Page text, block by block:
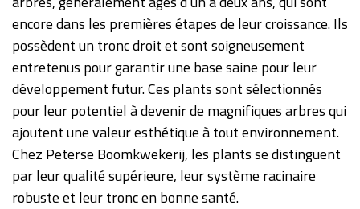
encore dans les premières étapes de leur croissance. Ils
possèdent un tronc droit et sont soigneusement
entretenus pour garantir une base saine pour leur
développement futur. Ces plants sont sélectionnés
pour leur potentiel à devenir de magnifiques arbres qui
ajoutent une valeur esthétique à tout environnement.
Chez Peterse Boomkwekerij, les plants se distinguent
par leur qualité supérieure, leur système racinaire
robuste et leur tronc en bonne santé.